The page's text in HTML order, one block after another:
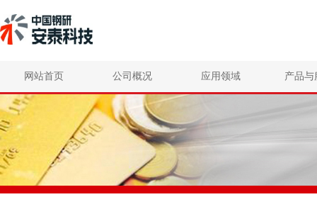
网站首页 公司概况 应用领域 产品与